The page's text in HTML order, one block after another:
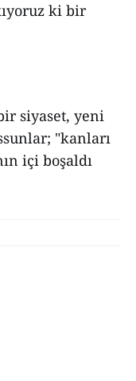
ki bir
siyaset, yeni
"kanları
içi boşaldı